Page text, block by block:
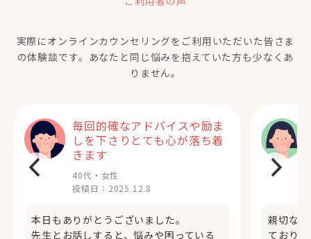
実際にオンラインカウンセリングをご利用いただいた皆さま
の体験談です。あなたと同じ悩みを抱えていた方も少なくあ
りません。
毎回的確なアドバイスや励ま
しを下さりとても心が落ち着
きます
40代・女性
投稿日： 2025.12.8
本日もありがとうございました。
先生とお話しすると、悩みや困っている
親切な
ており